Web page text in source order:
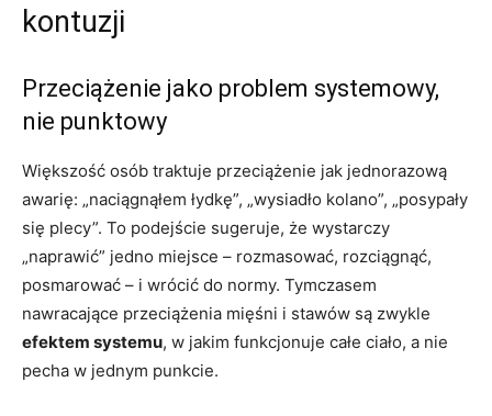
kontuzji
Przeciążenie jako problem systemowy,
nie punktowy
Większość osób traktuje przeciążenie jak jednorazową
awarię: „naciągnąłem łydkę”, „wysiadło kolano”, „posypały
się plecy”. To podejście sugeruje, że wystarczy
„naprawić” jedno miejsce – rozmasować, rozciągnąć,
posmarować – i wrócić do normy. Tymczasem
nawracające przeciążenia mięśni i stawów są zwykle
efektem systemu, w jakim funkcjonuje całe ciało, a nie
pecha w jednym punkcie.